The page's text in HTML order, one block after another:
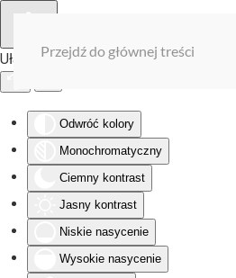
Ułatwienia dostępu
Odwróć kolory
Monochromatyczny
Ciemny kontrast
Jasny kontrast
Niskie nasycenie
Wysokie nasycenie
Przejdź do głównej treści